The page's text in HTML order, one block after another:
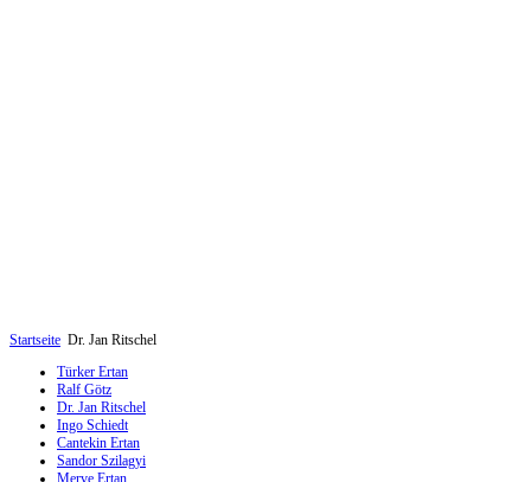
Startseite Dr. Jan Ritschel
Türker Ertan
Ralf Götz
Dr. Jan Ritschel
Ingo Schiedt
Cantekin Ertan
Sandor Szilagyi
Merve Ertan